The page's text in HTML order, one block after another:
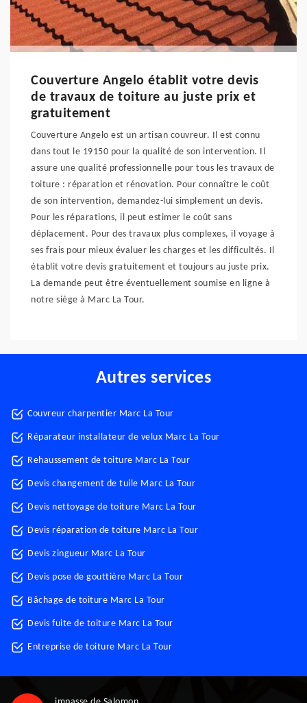
Couverture Angelo établit votre devis
de travaux de toiture au juste prix et
gratuitement
Couverture Angelo est un artisan couvreur. Il est connu
dans tout le 19150 pour la qualité de son intervention. Il
assure une qualité professionnelle pour tous les travaux de
toiture : réparation et rénovation. Pour connaître le coût
de son intervention, demandez-lui simplement un devis.
Pour les réparations, il peut estimer le coût sans
déplacement. Pour des travaux plus complexes, il voyage à
ses frais pour mieux évaluer les charges et les difficultés. Il
établit votre devis gratuitement et toujours au juste prix.
La demande peut être éventuellement soumise en ligne à
notre siège à Marc La Tour.
Autres services
Couvreur charpentier Marc La Tour
Réparateur installateur de velux Marc La Tour
Rehaussement de toiture Marc La Tour
Devis changement de tuile Marc La Tour
Devis nettoyage de toiture Marc La Tour
Devis réparation de toiture Marc La Tour
Devis zingueur Marc La Tour
Devis pose de gouttière Marc La Tour
Bâchage de toiture Marc La Tour
Devis fuite de toiture Marc La Tour
Entreprise de toiture Marc La Tour